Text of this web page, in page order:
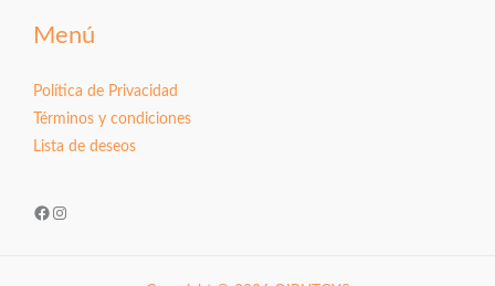
Menú
Política de Privacidad
Términos y condiciones
Lista de deseos
Facebook
Instagram